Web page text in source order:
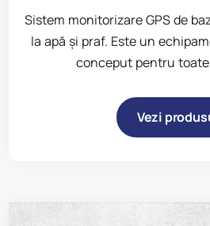
Sistem monitorizare GPS de
la apă și praf. Este un
conceput pentru
Vezi